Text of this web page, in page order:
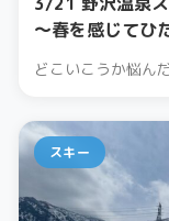
〜春を感じてひ
どこいこうか悩ん
スキー